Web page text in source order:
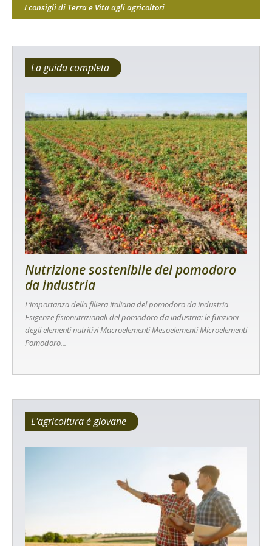
I consigli di Terra e Vita agli agricoltori
La guida completa
Nutrizione sostenibile del pomodoro
da industria
L’importanza della filiera italiana del pomodoro da industria
Esigenze fisionutrizionali del pomodoro da industria: le funzioni
degli elementi nutritivi Macroelementi Mesoelementi Microelementi
Pomodoro...
L'agricoltura è giovane